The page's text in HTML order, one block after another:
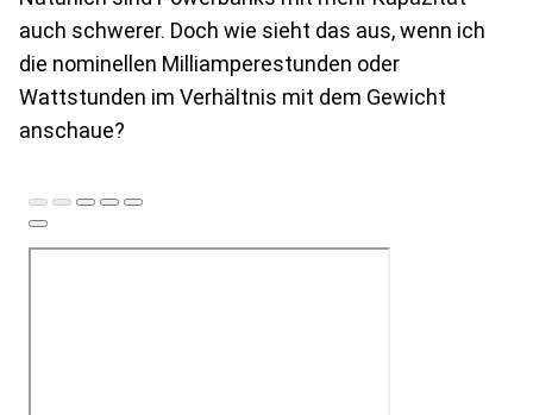
auch schwerer. Doch wie sieht das aus, wenn ich
die nominellen Milliamperestunden oder
Wattstunden im Verhältnis mit dem Gewicht
anschaue?